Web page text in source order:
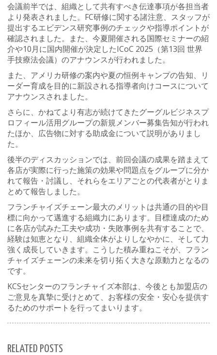
会議前半では、組織として共有すべき伝達事項が各担当者
より発表されました。FC研修に関する諸注意、スタッフが
提出するエビデンス研究事例のチェックや指導ポイントが
確認されました。また、今夏開催される国際セミナーの紹
介や10月に国内開催が決定したICoC 2025（第13回 世界
手技療法会議）のアナウンスが行われました。
また、アメリカ研修の案内や夏の恒例キャンプの告知、リ
ーダー育成を目的に新設される指導者向けコースについて
アナウンスされました。
さらに、かねてより有志が続けてきたグーグルビジネスプ
ロフィール活用グループの新規メンバー募集告知が行われ
たほか、広告物に対する助成金について説明がありまし
た。
後半のディスカッションでは、前回会議の成果を踏まえて
各店が実際に行った施策の効果や問題点をグループに分か
れて報告・討議し、それらをエリアごとの代表者がとりま
とめて報告しました。
フランチャイズチェーン最大のメリットは共通の目的や目
標に向かって邁進する組織力にあります。目標達成のため
に各店が試みた工夫や成功・失敗事例を共有することで、
経験は知恵となり、組織全体がよりしなやかに、そして力
強く成長していきます。こうした積み重ねこそが、フラン
チャイズチェーンの未来を切り拓く大きな原動力となるの
です。
KCSセンターのフランチャイズ本部は、今後とも加盟店の
ご意見を真摯に受けとめて、お客様の安全・安心を提供す
るためのサポートを行ってまいります。
RELATED POSTS